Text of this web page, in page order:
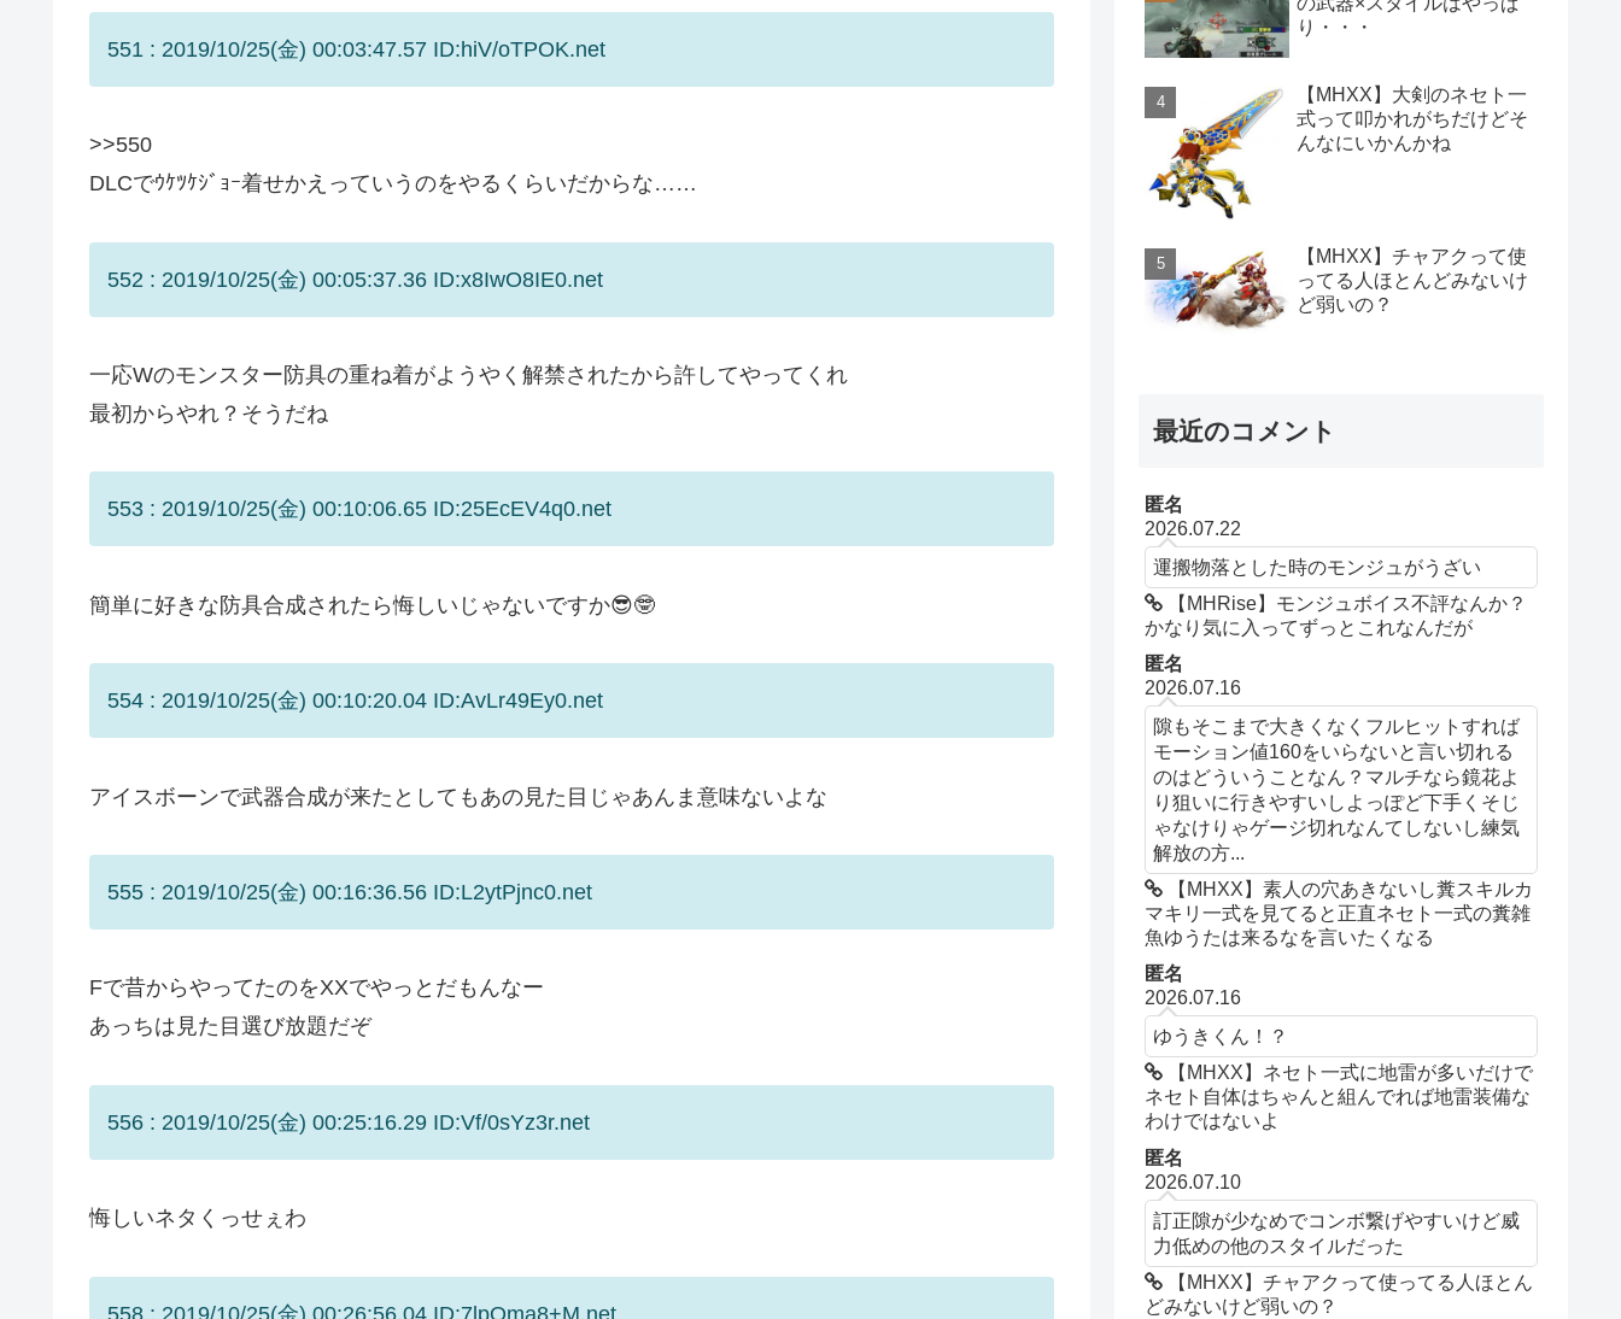
551 : 2019/10/25(金) 00:03:47.57 ID:hiV/oTPOK.net
>>550
DLCでｳｹﾂｹｼﾞｮｰ着せかえっていうのをやるくらいだからな……
552 : 2019/10/25(金) 00:05:37.36 ID:x8IwO8IE0.net
一応Wのモンスター防具の重ね着がようやく解禁されたから許してやってくれ
最初からやれ？そうだね
553 : 2019/10/25(金) 00:10:06.65 ID:25EcEV4q0.net
簡単に好きな防具合成されたら悔しいじゃないですか😎🤓
554 : 2019/10/25(金) 00:10:20.04 ID:AvLr49Ey0.net
アイスボーンで武器合成が来たとしてもあの見た目じゃあんま意味ないよな
555 : 2019/10/25(金) 00:16:36.56 ID:L2ytPjnc0.net
Fで昔からやってたのをXXでやっとだもんなー
あっちは見た目選び放題だぞ
556 : 2019/10/25(金) 00:25:16.29 ID:Vf/0sYz3r.net
悔しいネタくっせぇわ
558 : 2019/10/25(金) 00:26:56.04 ID:7lpOma8+M.net
り・・・
【MHXX】大剣のネセト一
式って叩かれがちだけどそ
んなにいかんかね
【MHXX】チャアクって使
ってる人ほとんどみないけ
ど弱いの？
最近のコメント
匿名
2026.07.22
運搬物落とした時のモンジュがうざい
【MHRise】モンジュボイス不評なんか？
かなり気に入ってずっとこれなんだが
匿名
2026.07.16
隙もそこまで大きくなくフルヒットすれば
モーション値160をいらないと言い切れる
のはどういうことなん？マルチなら鏡花よ
り狙いに行きやすいしよっぽど下手くそじ
ゃなけりゃゲージ切れなんてしないし練気
解放の方...
【MHXX】素人の穴あきないし糞スキルカ
マキリ一式を見てると正直ネセト一式の糞雑
魚ゆうたは来るなを言いたくなる
匿名
2026.07.16
ゆうきくん！？
【MHXX】ネセト一式に地雷が多いだけで
ネセト自体はちゃんと組んでれば地雷装備な
わけではないよ
匿名
2026.07.10
訂正隙が少なめでコンボ繋げやすいけど威
力低めの他のスタイルだった
【MHXX】チャアクって使ってる人ほとん
どみないけど弱いの？